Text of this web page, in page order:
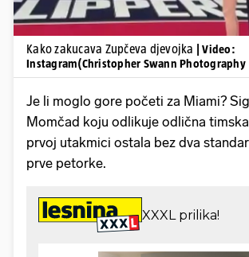
Kako zakucava Zupčeva djevojka
| Video:
Instagram(Christopher Swann Photography
Je li moglo gore početi za Miami?
Momčad koju odlikuje odlična
prvoj utakmici ostala bez dva
prve petorke.